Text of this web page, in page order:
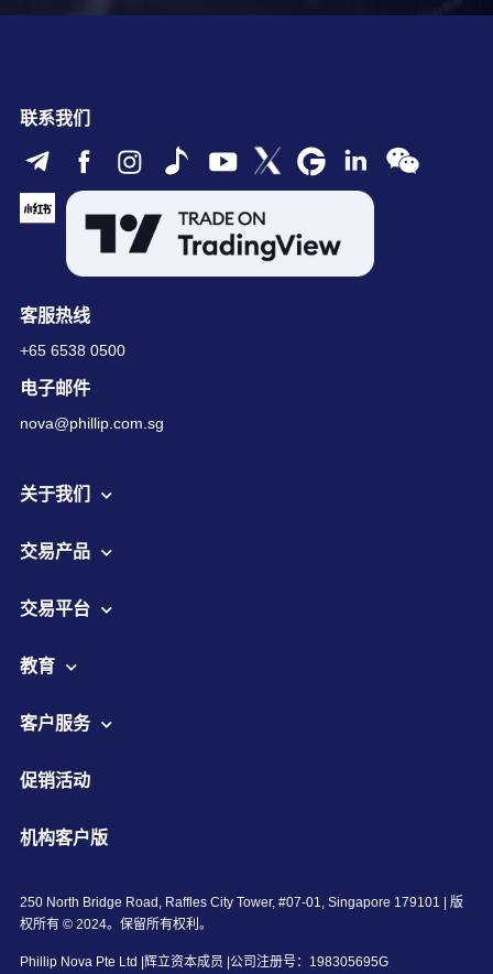
联系我们
客服热线
+65 6538 0500
电子邮件
nova@phillip.com.sg
关于我们
交易产品
交易平台
教育
客户服务
促销活动
机构客户版
250 North Bridge Road, Raffles City Tower, #07-01, Singapore 179101 | 版
权所有 © 2024。保留所有权利。
Phillip Nova Pte Ltd |辉立资本成员 |公司注册号：198305695G